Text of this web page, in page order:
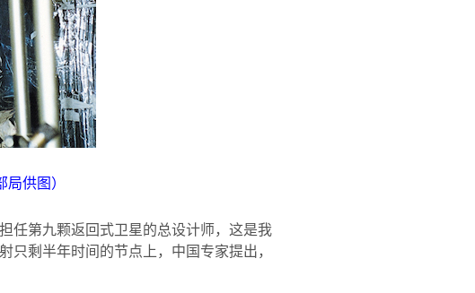
供图）
任第九颗返回式卫星的总设计师，这是我
只剩半年时间的节点上，中国专家提出，